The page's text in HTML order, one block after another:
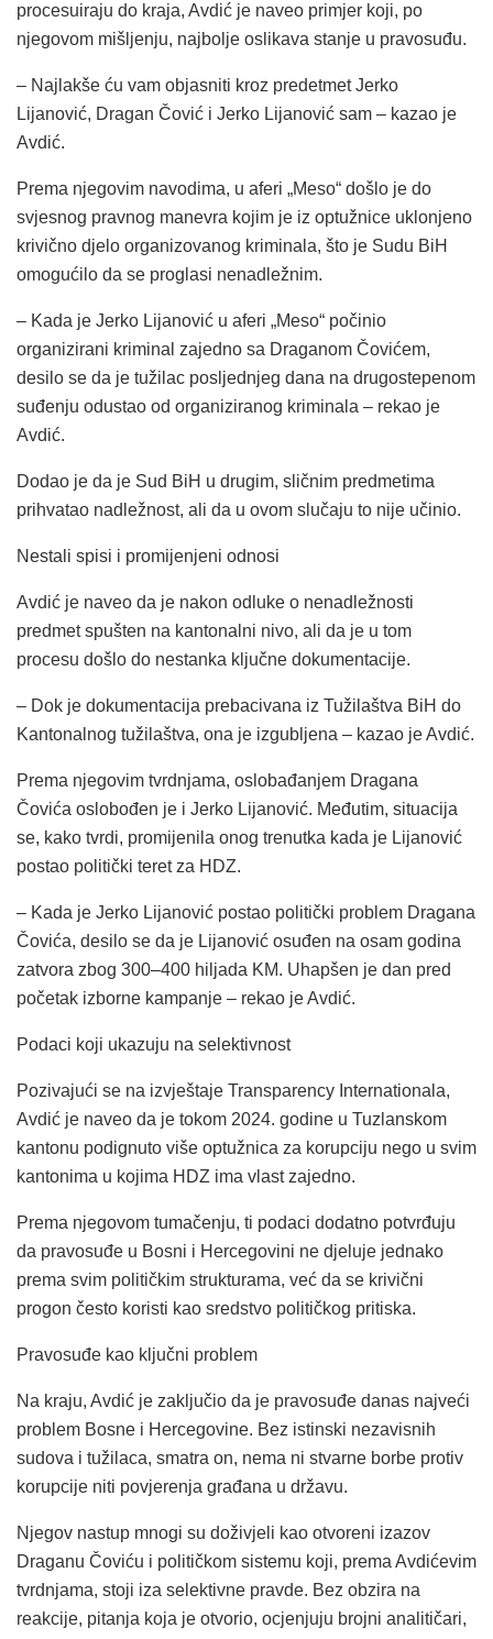
procesuiraju do kraja, Avdić je naveo primjer koji, po
njegovom mišljenju, najbolje oslikava stanje u pravosuđu.
– Najlakše ću vam objasniti kroz predetmet Jerko
Lijanović, Dragan Čović i Jerko Lijanović sam – kazao je
Avdić.
Prema njegovim navodima, u aferi „Meso“ došlo je do
svjesnog pravnog manevra kojim je iz optužnice uklonjeno
krivično djelo organizovanog kriminala, što je Sudu BiH
omogućilo da se proglasi nenadležnim.
– Kada je Jerko Lijanović u aferi „Meso“ počinio
organizirani kriminal zajedno sa Draganom Čovićem,
desilo se da je tužilac posljednjeg dana na drugostepenom
suđenju odustao od organiziranog kriminala – rekao je
Avdić.
Dodao je da je Sud BiH u drugim, sličnim predmetima
prihvatao nadležnost, ali da u ovom slučaju to nije učinio.
Nestali spisi i promijenjeni odnosi
Avdić je naveo da je nakon odluke o nenadležnosti
predmet spušten na kantonalni nivo, ali da je u tom
procesu došlo do nestanka ključne dokumentacije.
– Dok je dokumentacija prebacivana iz Tužilaštva BiH do
Kantonalnog tužilaštva, ona je izgubljena – kazao je Avdić.
Prema njegovim tvrdnjama, oslobađanjem Dragana
Čovića oslobođen je i Jerko Lijanović. Međutim, situacija
se, kako tvrdi, promijenila onog trenutka kada je Lijanović
postao politički teret za HDZ.
– Kada je Jerko Lijanović postao politički problem Dragana
Čovića, desilo se da je Lijanović osuđen na osam godina
zatvora zbog 300–400 hiljada KM. Uhapšen je dan pred
početak izborne kampanje – rekao je Avdić.
Podaci koji ukazuju na selektivnost
Pozivajući se na izvještaje Transparency Internationala,
Avdić je naveo da je tokom 2024. godine u Tuzlanskom
kantonu podignuto više optužnica za korupciju nego u svim
kantonima u kojima HDZ ima vlast zajedno.
Prema njegovom tumačenju, ti podaci dodatno potvrđuju
da pravosuđe u Bosni i Hercegovini ne djeluje jednako
prema svim političkim strukturama, već da se krivični
progon često koristi kao sredstvo političkog pritiska.
Pravosuđe kao ključni problem
Na kraju, Avdić je zaključio da je pravosuđe danas najveći
problem Bosne i Hercegovine. Bez istinski nezavisnih
sudova i tužilaca, smatra on, nema ni stvarne borbe protiv
korupcije niti povjerenja građana u državu.
Njegov nastup mnogi su doživjeli kao otvoreni izazov
Draganu Čoviću i političkom sistemu koji, prema Avdićevim
tvrdnjama, stoji iza selektivne pravde. Bez obzira na
reakcije, pitanja koja je otvorio, ocjenjuju brojni analitičari,